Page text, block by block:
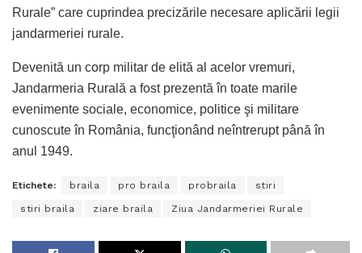
Rurale” care cuprindea precizările necesare aplicării legii
jandarmeriei rurale.
Devenită un corp militar de elită al acelor vremuri,
Jandarmeria Rurală a fost prezentă în toate marile
evenimente sociale, economice, politice şi militare
cunoscute în România, funcţionând neîntrerupt până în
anul 1949.
Etichete: braila pro braila probraila stiri
stiri braila ziare braila Ziua Jandarmeriei Rurale